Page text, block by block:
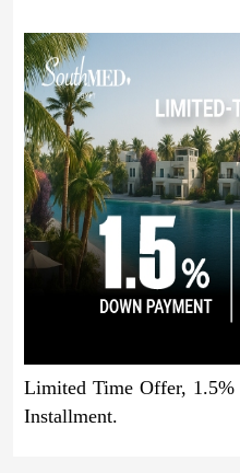
Limited Time Offer,
Installment.